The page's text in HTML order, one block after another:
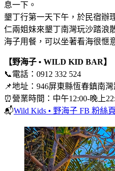
息一下。
墾丁行第一天下午，於民宿辦
仁兩姐妹來墾丁南灣玩沙踏浪
海子用餐，可以坐著看海很愜
【野海子 • WILD KID BAR】
📞電話：0912 332 524
📌地址：946屏東縣恆春鎮南
⏰營業時間：中午12:00-晚上
📬Wild Kids • 野海子 FB 粉絲頁